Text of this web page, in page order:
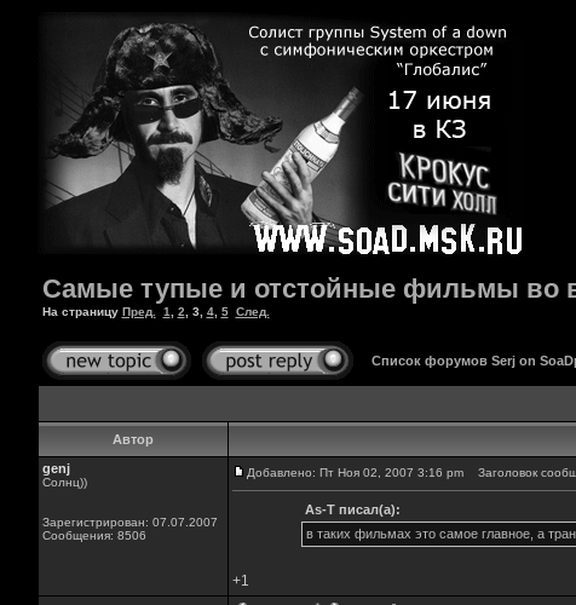
Самые тупые и отстойные фильмы во
На страницу Пред. 1 2 3 4, 5 След.
Список форумов Serj on
Автор
genj
Солнц))
Зарегистрирован: 07.07.2007
Сообщения: 8506
Добавлено: Пт Ноя 02, 2007 3:16 pm Заголовок
As-T писал(а):
в таких фильмах это самое главное, а
+1